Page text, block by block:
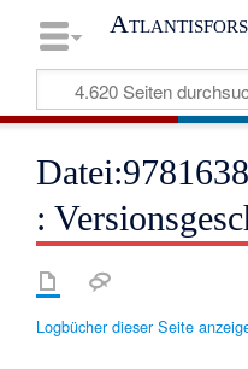
:
Logbücher dieser Seite